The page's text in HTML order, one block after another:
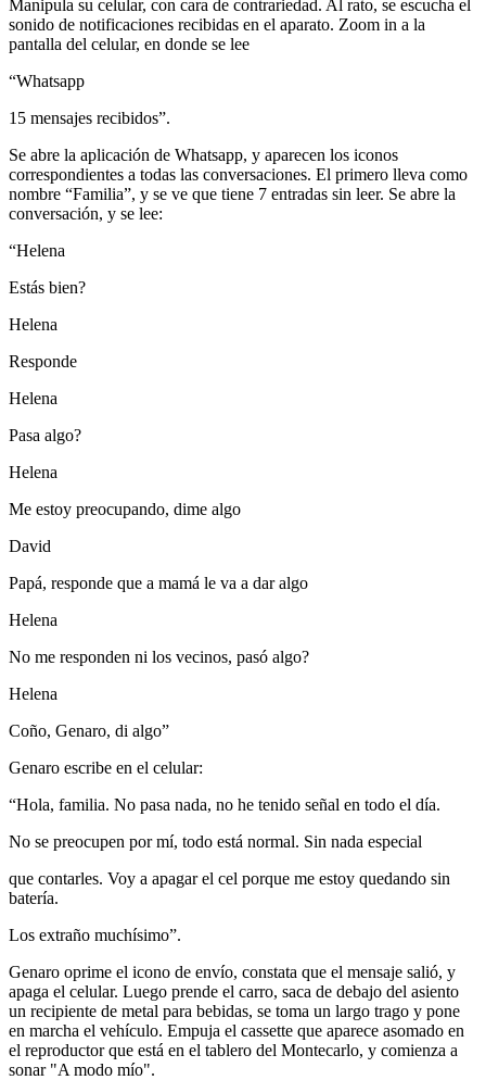
Manipula su celular, con cara de contrariedad. Al rato, se escucha el
sonido de notificaciones recibidas en el aparato. Zoom in a la
pantalla del celular, en donde se lee
“Whatsapp
15 mensajes recibidos”.
Se abre la aplicación de Whatsapp, y aparecen los iconos
correspondientes a todas las conversaciones. El primero lleva como
nombre “Familia”, y se ve que tiene 7 entradas sin leer. Se abre la
conversación, y se lee:
“Helena
Estás bien?
Helena
Responde
Helena
Pasa algo?
Helena
Me estoy preocupando, dime algo
David
Papá, responde que a mamá le va a dar algo
Helena
No me responden ni los vecinos, pasó algo?
Helena
Coño, Genaro, di algo”
Genaro escribe en el celular:
“Hola, familia. No pasa nada, no he tenido señal en todo el día.
No se preocupen por mí, todo está normal. Sin nada especial
que contarles. Voy a apagar el cel porque me estoy quedando sin
batería.
Los extraño muchísimo”.
Genaro oprime el icono de envío, constata que el mensaje salió, y
apaga el celular. Luego prende el carro, saca de debajo del asiento
un recipiente de metal para bebidas, se toma un largo trago y pone
en marcha el vehículo. Empuja el cassette que aparece asomado en
el reproductor que está en el tablero del Montecarlo, y comienza a
sonar "A modo mío".